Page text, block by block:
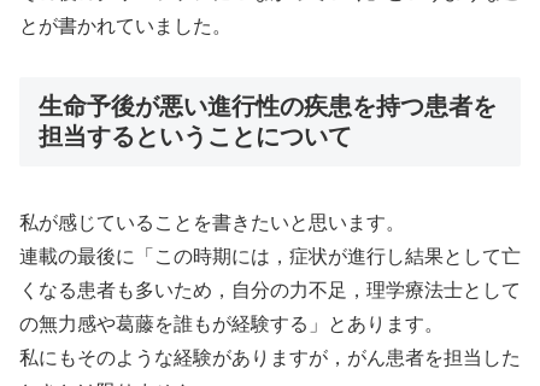
とが書かれていました。
生命予後が悪い進行性の疾患を持つ患者を
担当するということについて
私が感じていることを書きたいと思います。
連載の最後に「この時期には，症状が進行し結果として亡
くなる患者も多いため，自分の力不足，理学療法士として
の無力感や葛藤を誰もが経験する」とあります。
私にもそのような経験がありますが，がん患者を担当した